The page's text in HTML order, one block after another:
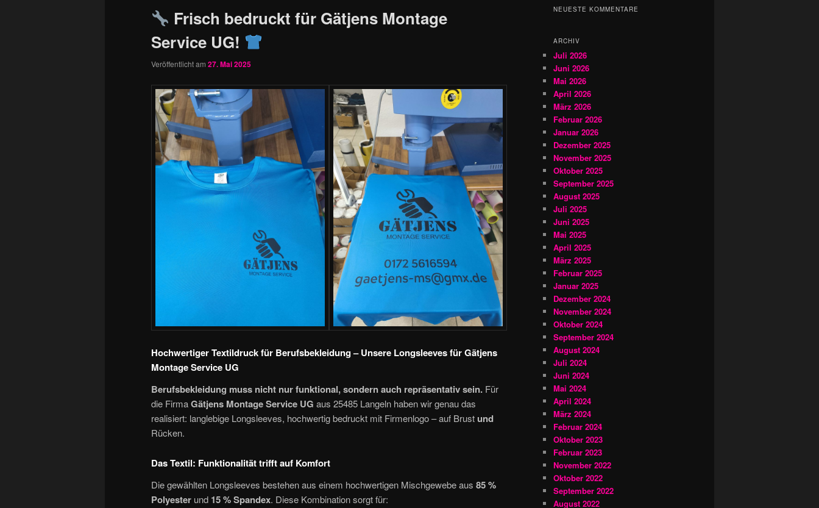
Frisch bedruckt für Gätjens Montage
Service UG!
Veröffentlicht am 27. Mai 2025
Hochwertiger Textildruck für Berufsbekleidung – Unsere Longsleeves für Gätjens
Montage Service UG
Berufsbekleidung muss nicht nur funktional, sondern auch repräsentativ sein. Für
die FirmaGätjens Montage Service UG aus 25485 Langeln haben wir genau das
realisiert: langlebige Longsleeves, hochwertig bedruckt mit Firmenlogo – auf Brust und
Rücken.
Das Textil: Funktionalität trifft auf Komfort
Die gewählten Longsleeves bestehen aus einem hochwertigen Mischgewebe aus 85 %
Polyester und 15 % Spandex. Diese Kombination sorgt für:
h
NEUESTE KOMMENTARE
ARCHIV
Juli 2026
Juni 2026
Mai 2026
April 2026
März 2026
Februar 2026
Januar 2026
Dezember 2025
November 2025
Oktober 2025
September 2025
August 2025
Juli 2025
Juni 2025
Mai 2025
April 2025
März 2025
Februar 2025
Januar 2025
Dezember 2024
November 2024
Oktober 2024
September 2024
August 2024
Juli 2024
Juni 2024
Mai 2024
April 2024
März 2024
Februar 2024
Oktober 2023
Februar 2023
November 2022
Oktober 2022
September 2022
August 2022